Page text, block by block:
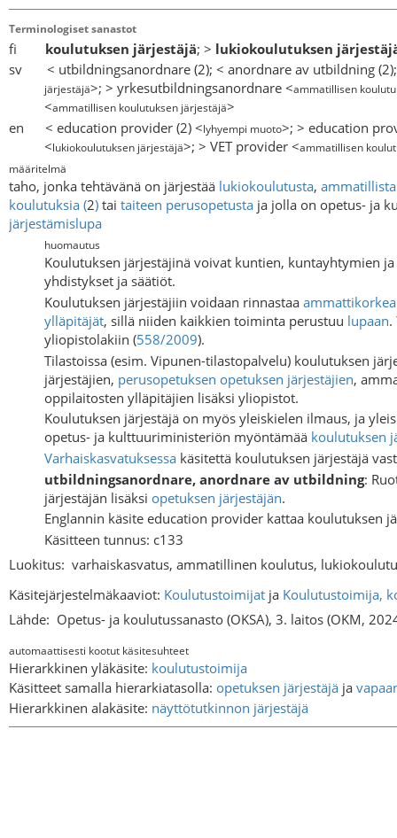
Terminologiset sanastot
fi koulutuksen järjestäjä; > lukiokoulutuksen
sv < utbildningsanordnare (2); < anordnare av utbildning
järjestäjä>; > yrkesutbildningsanordnare <ammatillisen
<ammatillisen koulutuksen järjestäjä>
en < education provider (2) <lyhyempi muoto>; > education
<lukiokoulutuksen järjestäjä>; > VET provider <ammatillisen
määritelmä
taho, jonka tehtävänä on järjestää lukiokoulutusta,
koulutuksia (2) tai taiteen perusopetusta ja jolla on opetus- ja
järjestämislupa
huomautus
Koulutuksen järjestäjinä voivat kuntien, kuntayhtymien
yhdistykset ja säätiöt.
Koulutuksen järjestäjiin voidaan rinnastaa
ylläpitäjät, sillä niiden kaikkien toiminta perustuu lupaan.
yliopistolakiin (558/2009).
Tilastoissa (esim. Vipunen-tilastopalvelu) koulutuksen
järjestäjien, perusopetuksen opetuksen järjestäjien,
oppilaitosten ylläpitäjien lisäksi yliopistot.
Koulutuksen järjestäjä on myös yleiskielen ilmaus, ja
opetus- ja kulttuuriministeriön myöntämää koulutuksen
Varhaiskasvatuksessa käsitettä koulutuksen järjestäjä
utbildningsanordnare, anordnare av utbildning:
järjestäjän lisäksi opetuksen järjestäjän.
Englannin käsite education provider kattaa koulutuksen
Käsitteen tunnus: c133
Luokitus: varhaiskasvatus, ammatillinen koulutus,
Käsitejärjestelmäkaaviot: Koulutustoimijat ja Koulutustoimija,
Lähde: Opetus- ja koulutussanasto (OKSA), 3. laitos (OKM,
automaattisesti kootut käsitesuhteet
Hierarkkinen yläkäsite: koulutustoimija
Käsitteet samalla hierarkiatasolla: opetuksen järjestäjä ja
Hierarkkinen alakäsite: näyttötutkinnon järjestäjä